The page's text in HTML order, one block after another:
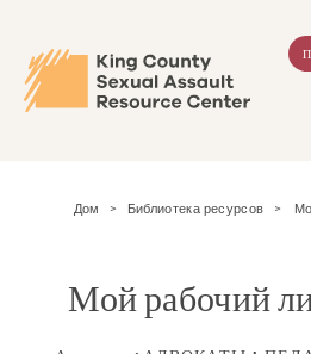
Дом > Библиотека ресурсов >
Мой рабочий